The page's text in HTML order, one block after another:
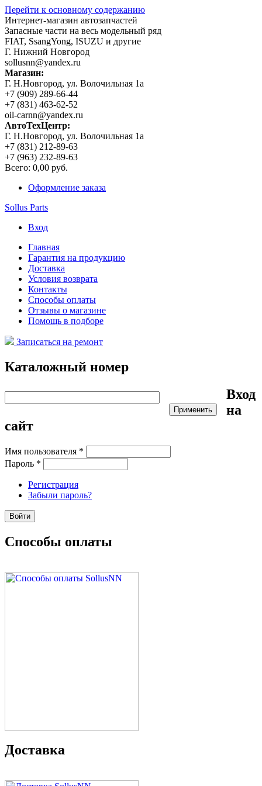
Перейти к основному содержанию
Интернет-магазин автозапчастей
Запасные части на весь модельный ряд
FIAT, SsangYong, ISUZU и другие
Г. Нижний Новгород
sollusnn@yandex.ru
Магазин:
Г. Н.Новгород, ул. Волочильная 1а
+7 (909) 289-66-44
+7 (831) 463-62-52
oil-carnn@yandex.ru
АвтоТехЦентр:
Г. Н.Новгород, ул. Волочильная 1а
+7 (831) 212-89-63
+7 (963) 232-89-63
Всего: 0,00 руб.
Оформление заказа
Sollus Parts
Вход
Главная
Гарантия на продукцию
Доставка
Условия возврата
Контакты
Способы оплаты
Отзывы о магазине
Помощь в подборе
Записаться на ремонт
Каталожный номер
Вход
на
сайт
Имя пользователя *
Пароль *
Регистрация
Забыли пароль?
Способы оплаты
Доставка